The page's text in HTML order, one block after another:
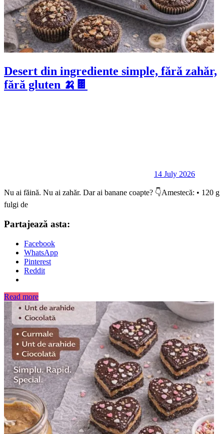
Desert din ingrediente simple, fără zahăr,
fără gluten 🍌🍫
14 July 2026
Nu ai făină. Nu ai zahăr. Dar ai banane coapte? 👇Amestecă: • 120 g
fulgi de
Partajează asta:
Facebook
WhatsApp
Pinterest
Reddit
Read more